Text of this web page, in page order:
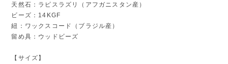
天然石：ラピスラズリ（アフガニスタン産）
ビーズ：14KGF
紐：ワックスコード（ブラジル産）
留め具：ウッドビーズ
【サイズ】